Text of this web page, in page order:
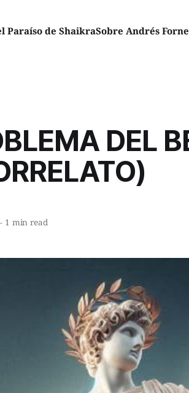
Paraíso de ShaikraSobre Andrés
DEL
1 min read